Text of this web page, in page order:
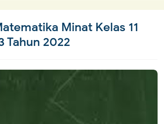
Minat Kelas 11
Tahun 2022